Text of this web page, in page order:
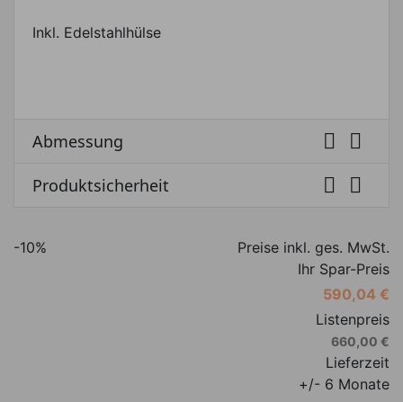
Inkl. Edelstahlhülse
Abmessung  
Produktsicherheit  
-10%
Preise inkl. ges. MwSt.
Ihr Spar-Preis
590,04 €
Listenpreis
660,00 €
Lieferzeit
+/- 6 Monate